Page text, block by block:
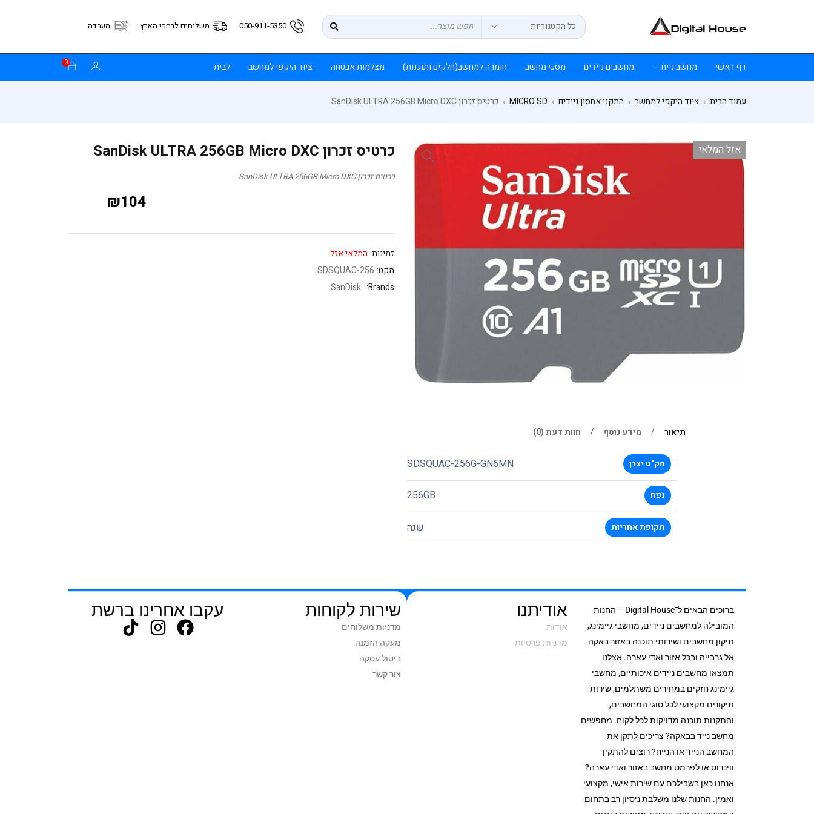
050-911-5350 משלוחים לרחבי הארץ מעבדה
דף ראשי מחשב נייח מחשבים ניידים מסכי מחשב חומרה למחשב(חלקים ותוכנות) מצלמות אבטחה ציוד היקפי למחשב לבית 0
עמוד הבית › ציוד היקפי למחשב › התקני אחסון ניידים ›
MICRO SD
› כרטיס זכרון SanDisk ULTRA 256GB Micro DXC
אזל המלאי כרטיס זכרון SanDisk ULTRA 256GB Micro DXC
כרטיס זכרון SanDisk ULTRA 256GB Micro DXC
₪104
זמינות: המלאי אזל
מקט: SDSQUAC-256
Brands:
SanDisk
תיאור מידע נוסף חוות דעת (0)
מק"ט יצרן SDSQUAC-256G-GN6MN
נפח 256GB
תקופת אחריות שנה
ברוכים הבאים ל־Digital House – החנות
המובילה למחשבים ניידים, מחשבי גיימינג,
תיקון מחשבים ושירותי תוכנה באזור באקה
אל גרבייה ובכל אזור ואדי עארה. אצלנו
תמצאו מחשבים ניידים איכותיים, מחשבי
גיימינג חזקים במחירים משתלמים, שירות
תיקונים מקצועי לכל סוגי המחשבים,
והתקנות תוכנה מדויקות לכל לקוח. מחפשים
מחשב נייד בבאקה? צריכים לתקן את
המחשב הנייד או הנייח? רוצים להתקין
ווינדוס או לפרמט מחשב באזור ואדי עארה?
אנחנו כאן בשבילכם עם שירות אישי, מקצועי
ואמין. החנות שלנו משלבת ניסיון רב בתחום
אודיתנו
אודות
מדניות פרטיות
שירות לקוחות
מדניות משלוחים
מעקה הזמנה
ביטול עסקה
צור קשר
עקבו אחרינו ברשת